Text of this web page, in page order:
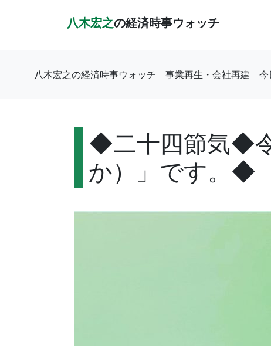
八木宏之の経済時事ウォッチ
八木宏之の経済時事ウォッチ 事業再生・会社再建 今
◆二十四節気◆
か）」です。◆